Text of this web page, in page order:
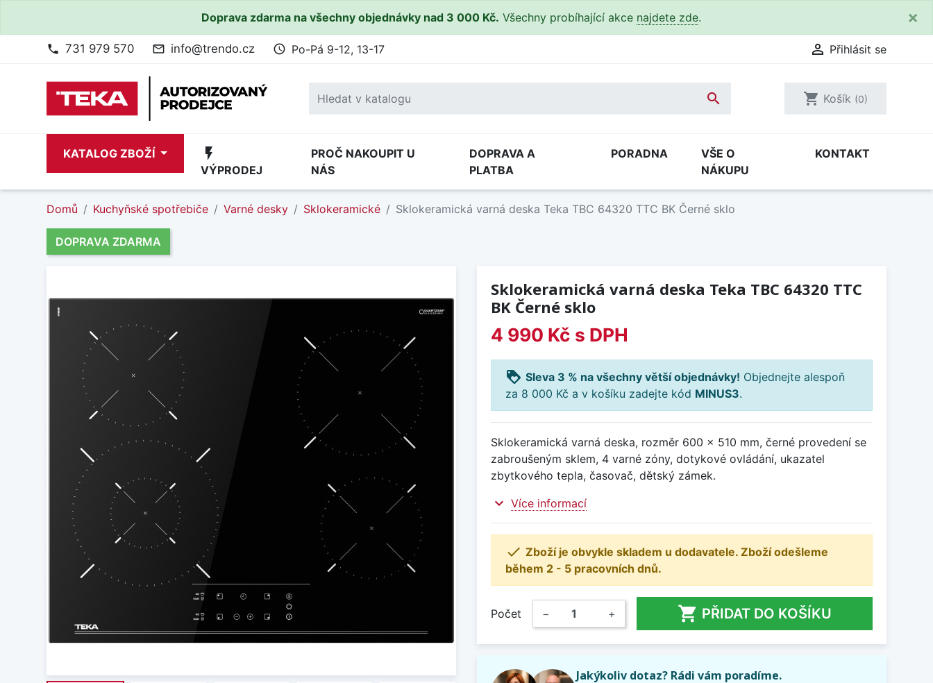
Doprava zdarma na všechny objednávky nad 3 000 Kč. Všechny probíhající akce najdete zde. ×
phone 731 979 570 mail_outline info@trendo.cz access_time Po-Pá 9-12, 13-17  Přihlásit se
 shopping_cart Košík (0)
KATALOG ZBOŽÍ flash_on
VÝPRODEJ
PROČ NAKOUPIT U
NÁS
DOPRAVA A
PLATBA
PORADNA
VŠE O
NÁKUPU
KONTAKT
Domů Kuchyňské spotřebiče Varné desky Sklokeramické Sklokeramická varná deska Teka TBC 64320 TTC BK Černé sklo
DOPRAVA ZDARMA
Sklokeramická varná deska Teka TBC 64320 TTC
BK Černé sklo
4 990 Kč s DPH
loyalty Sleva 3 % na všechny větší objednávky! Objednejte alespoň
za 8 000 Kč a v košíku zadejte kód MINUS3.
Sklokeramická varná deska, rozměr 600 x 510 mm, černé provedení se
zabroušeným sklem, 4 varné zóny, dotykové ovládání, ukazatel
zbytkového tepla, časovač, dětský zámek.
expand_more Více informací
 Zboží je obvykle skladem u dodavatele. Zboží odešleme
během 2 - 5 pracovních dnů.
Počet − +  PŘIDAT DO KOŠÍKU
Jakýkoliv dotaz? Rádi vám poradíme.